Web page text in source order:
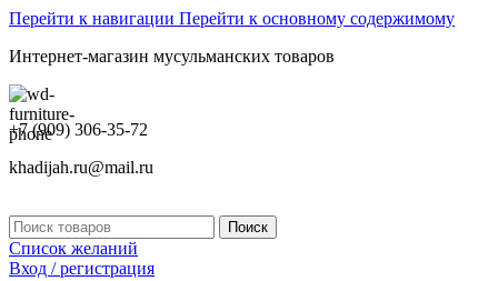
Перейти к навигации Перейти к основному содержимому
Интернет-магазин мусульманских товаров
+7 (909) 306-35-72
khadijah.ru@mail.ru
Поиск
Список желаний
Вход / регистрация